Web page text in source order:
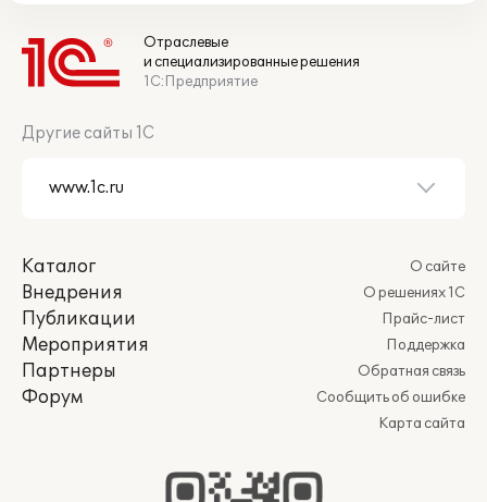
Отраслевые
и специализированные решения
1С:Предприятие
Другие сайты 1С
Каталог
Внедрения
Публикации
Мероприятия
Партнеры
Форум
О сайте
О решениях 1С
Прайс-лист
Поддержка
Обратная связь
Сообщить об ошибке
Карта сайта